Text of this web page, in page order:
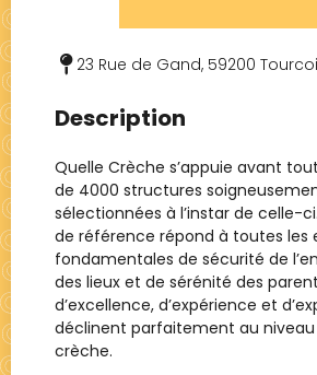
23 Rue de Gand, 59200
Description
Quelle Crèche s’appuie avant
de 4000 structures
sélectionnées à l’instar de celle-
de référence répond à toutes les
fondamentales de sécurité de
des lieux et de sérénité des
d’excellence, d’expérience et
déclinent parfaitement au
crèche.